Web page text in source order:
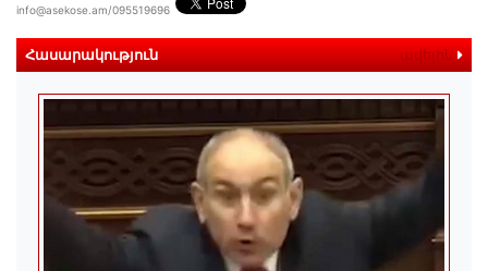
info@asekose.am/095519696
Հասարակություն ավելին